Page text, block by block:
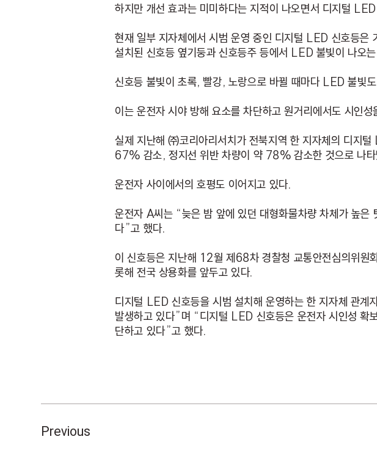
하지만 개선 효과는 미미하다는 지적이 나오면서 디지털
현재 일부 지자체에서 시범 운영 중인 디지털 LED 신호등
설치된 신호등 옆기둥과 신호등주 등에서 LED 불빛이 나오
신호등 불빛이 초록, 빨강, 노랑으로 바뀔 때마다 LED 불빛
이는 운전자 시야 방해 요소를 차단하고 원거리에서도 시인
실제 지난해 ㈜코리아리서치가 전북지역 한 지자체의 디지
67% 감소, 정지선 위반 차량이 약 78% 감소한 것으로 나타
운전자 사이에서의 호평도 이어지고 있다.
운전자 A씨는 “늦은 밤 앞에 있던 대형화물차량 차체가 높
다”고 했다.
이 신호등은 지난해 12월 제68차 경찰청 교통안전심의위원
롯해 전국 상용화를 앞두고 있다.
디지털 LED 신호등을 시범 설치해 운영하는 한 지자체 관계
발생하고 있다”며 “디지털 LED 신호등은 운전자 시인성 확
단하고 있다”고 했다.
Previous